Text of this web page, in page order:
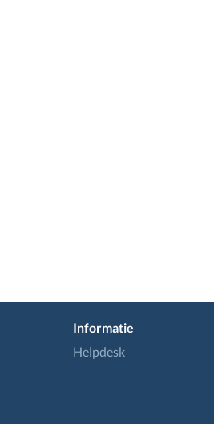
Informatie
Helpdesk